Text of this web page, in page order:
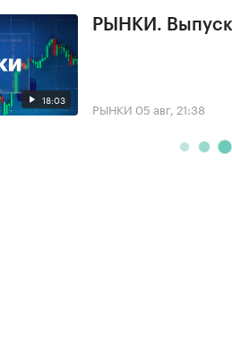
18:03
РЫНКИ.
РЫНКИ 05 авг, 21:38